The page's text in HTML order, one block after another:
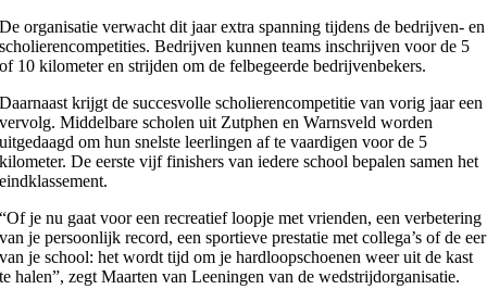
De organisatie verwacht dit jaar extra spanning tijdens de bedrijven- en
scholierencompetities. Bedrijven kunnen teams inschrijven voor de 5
of 10 kilometer en strijden om de felbegeerde bedrijvenbekers.
Daarnaast krijgt de succesvolle scholierencompetitie van vorig jaar een
vervolg. Middelbare scholen uit Zutphen en Warnsveld worden
uitgedaagd om hun snelste leerlingen af te vaardigen voor de 5
kilometer. De eerste vijf finishers van iedere school bepalen samen het
eindklassement.
“Of je nu gaat voor een recreatief loopje met vrienden, een verbetering
van je persoonlijk record, een sportieve prestatie met collega’s of de eer
van je school: het wordt tijd om je hardloopschoenen weer uit de kast
te halen”, zegt Maarten van Leeningen van de wedstrijdorganisatie.